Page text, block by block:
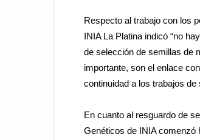
Respecto al trabajo con los
INIA La Platina indicó “no
de selección de semillas de
importante, son el enlace
continuidad a los trabajos
En cuanto al resguardo de
Genéticos de INIA comenzó